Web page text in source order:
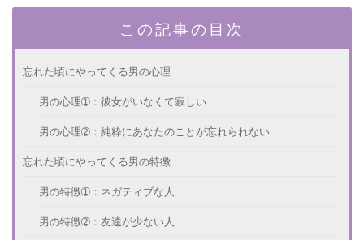
この記事の目次
忘れた頃にやってくる男の心理
男の心理➀：彼女がいなくて寂しい
男の心理➁：純粋にあなたのことが忘れられない
忘れた頃にやってくる男の特徴
男の特徴➀：ネガティブな人
男の特徴➁：友達が少ない人